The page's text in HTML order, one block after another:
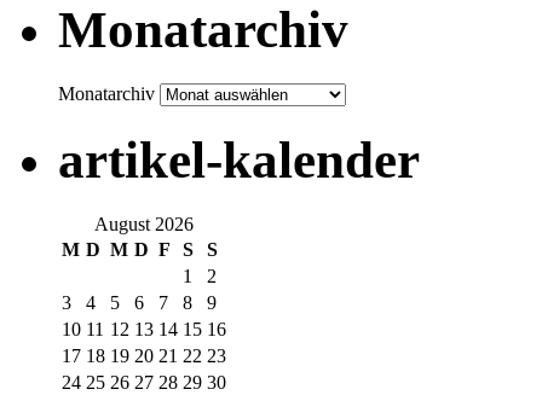
Monatarchiv
Monatarchiv
artikel-kalender
August 2026
M D M D F S S
1
2
3
4 5 6 7 8
9
10 11 12 13 14 15 16
17 18 19 20 21 22 23
24 25 26 27 28 29 30